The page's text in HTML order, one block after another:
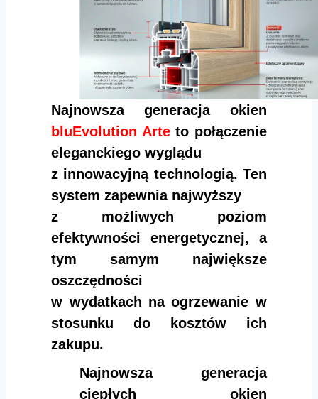
Najnowsza generacja okien
bluEvolution Arteto połączenie
eleganckiego wyglądu
z innowacyjną technologią. Ten
system zapewnia najwyższy
z możliwych poziom
efektywności energetycznej, a
tym samym największe
oszczędności
w wydatkach na ogrzewanie w
stosunku do kosztów ich
zakupu.
Najnowsza generacja
ciepłych okien